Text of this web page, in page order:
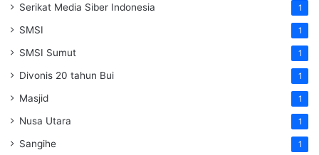
Serikat Media Siber Indonesia 1
SMSI 1
SMSI Sumut 1
Divonis 20 tahun Bui 1
Masjid 1
Nusa Utara 1
Sangihe 1